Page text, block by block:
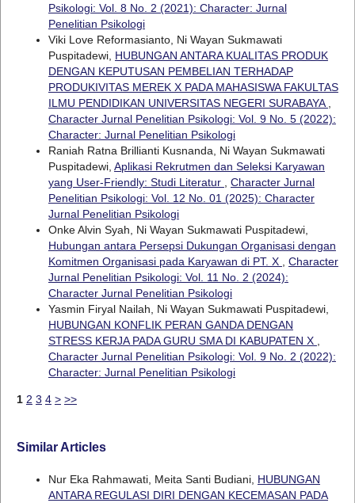
Psikologi: Vol. 8 No. 2 (2021): Character: Jurnal
Penelitian Psikologi
Viki Love Reformasianto, Ni Wayan Sukmawati
Puspitadewi, HUBUNGAN ANTARA KUALITAS PRODUK
DENGAN KEPUTUSAN PEMBELIAN TERHADAP
PRODUKIVITAS MEREK X PADA MAHASISWA FAKULTAS
ILMU PENDIDIKAN UNIVERSITAS NEGERI SURABAYA
Character Jurnal Penelitian Psikologi: Vol. 9 No. 5 (2022):
Character: Jurnal Penelitian Psikologi
Raniah Ratna Brillianti Kusnanda, Ni Wayan Sukmawati
Puspitadewi, Aplikasi Rekrutmen dan Seleksi Karyawan
yang User-Friendly: Studi Literatur
Character Jurnal
Penelitian Psikologi: Vol. 12 No. 01 (2025): Character
Jurnal Penelitian Psikologi
Onke Alvin Syah, Ni Wayan Sukmawati Puspitadewi,
Hubungan antara Persepsi Dukungan Organisasi dengan
Komitmen Organisasi pada Karyawan di PT. X
Character
Jurnal Penelitian Psikologi: Vol. 11 No. 2 (2024):
Character Jurnal Penelitian Psikologi
Yasmin Firyal Nailah, Ni Wayan Sukmawati Puspitadewi,
HUBUNGAN KONFLIK PERAN GANDA DENGAN
STRESS KERJA PADA GURU SMA DI KABUPATEN X
Character Jurnal Penelitian Psikologi: Vol. 9 No. 2 (2022):
Character: Jurnal Penelitian Psikologi
1 2 3 4 > >>
Similar Articles
Nur Eka Rahmawati, Meita Santi Budiani, HUBUNGAN
ANTARA REGULASI DIRI DENGAN KECEMASAN PADA